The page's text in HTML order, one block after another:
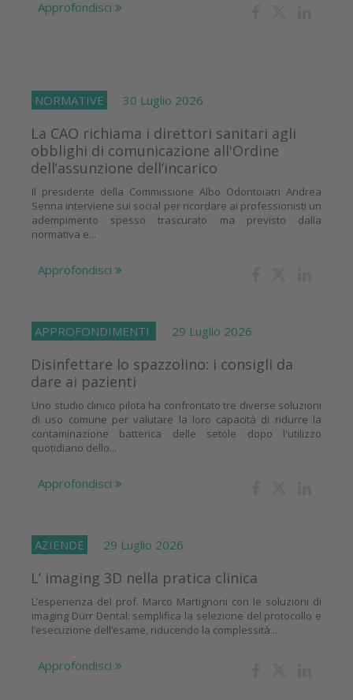
Approfondisci
NORMATIVE 30 Luglio 2026
La CAO richiama i direttori sanitari agli
obblighi di comunicazione all'Ordine
dell’assunzione dell’incarico
Il presidente della Commissione Albo Odontoiatri Andrea
Senna interviene sui social per ricordare ai professionisti un
adempimento spesso trascurato ma previsto dalla
normativa e...
Approfondisci
APPROFONDIMENTI 29 Luglio 2026
Disinfettare lo spazzolino: i consigli da
dare ai pazienti
Uno studio clinico pilota ha confrontato tre diverse soluzioni
di uso comune per valutare la loro capacità di ridurre la
contaminazione batterica delle setole dopo l'utilizzo
quotidiano dello...
Approfondisci
AZIENDE 29 Luglio 2026
L’ imaging 3D nella pratica clinica
L’esperienza del prof. Marco Martignoni con le soluzioni di
imaging Dürr Dental: semplifica la selezione del protocollo e
l’esecuzione dell’esame, riducendo la complessità...
Approfondisci